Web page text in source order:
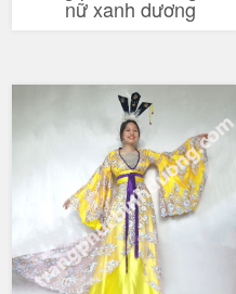
nữ xanh dương